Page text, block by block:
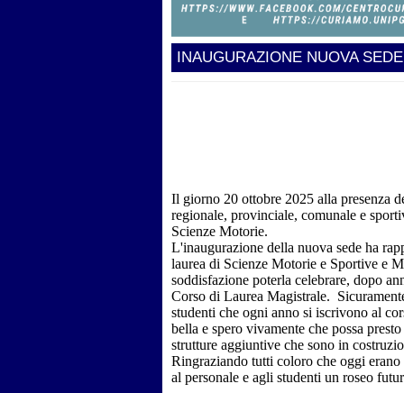
INAUGURAZIONE NUOVA SEDE
Il giorno 20 ottobre 2025 alla presenza
regionale, provinciale, comunale e
Scienze Motorie.
L'inaugurazione della nuova sede ha
laurea di Scienze Motorie e Sportive e
soddisfazione poterla celebrare, dopo
Corso di Laurea Magistrale.
studenti che ogni anno si iscrivono al
bella e spero vivamente che possa
strutture aggiuntive che sono in
Ringraziando tutti coloro che oggi
al personale e agli studenti un roseo